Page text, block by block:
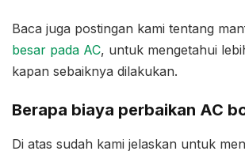
Baca juga postingan kami tentang
besar pada AC, untuk mengetahui
kapan sebaiknya dilakukan.
Berapa biaya perbaikan AC
Di atas sudah kami jelaskan untuk